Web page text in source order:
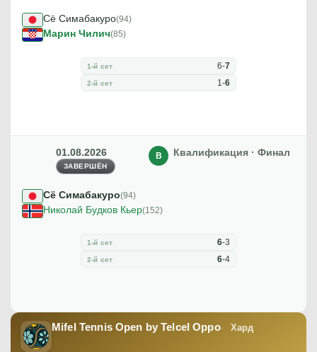
Сё Симабакуро(94)
Марин Чилич(85)
1-й сет 6-7
2-й сет 1-6
01.08.2026
ЗАВЕРШЁН
Квалификация · Финал
В
Сё Симабакуро(94)
Николай Будков Кьер(152)
1-й сет 6-3
2-й сет 6-4
Mifel Tennis Open by Telcel Oppo Хард